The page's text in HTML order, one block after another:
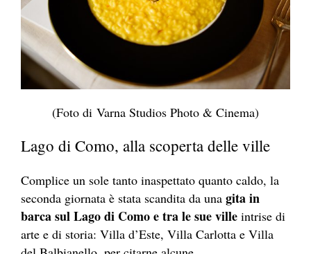
(Foto di Varna Studios Photo & Cinema)
Lago di Como, alla scoperta delle ville
Complice un sole tanto inaspettato quanto caldo, la
seconda giornata è stata scandita da una gita in
barca sul Lago di Como e tra le sue ville intrise di
arte e di storia: Villa d’Este, Villa Carlotta e Villa